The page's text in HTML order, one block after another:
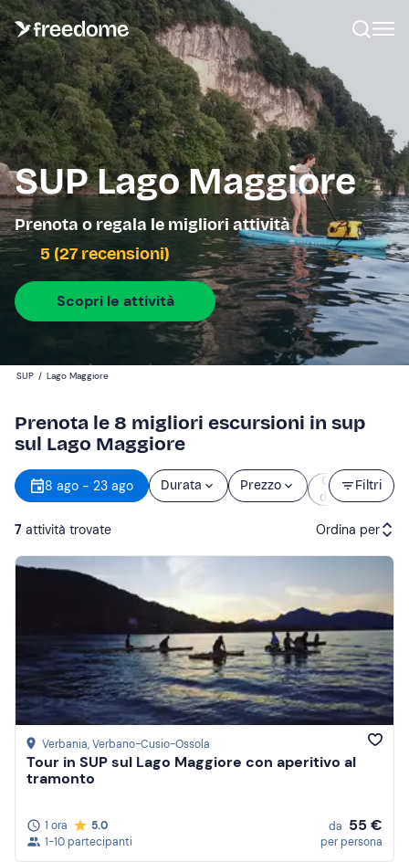
SUP Lago Maggiore
Prenota o regala le migliori attività
5 (27 recensioni)
Scopri le attività
SUP / Lago Maggiore
Prenota le 8 migliori escursioni in sup
sul Lago Maggiore
Filtri
8 ago - 23 ago Durata Prezzo
Orario
d’inizio
7 attività trovate Ordina per
Prezzo (crescente)
Prezzo (decrescente)
Recensioni
Verbania, Verbano-Cusio-Ossola
Tour in SUP sul Lago Maggiore con aperitivo al
tramonto
1 ora
5.0
1-10 partecipanti
da 55 €
per persona